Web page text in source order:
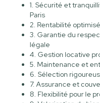
1. Sécurité et
Paris
2. Rentabilité
3. Garantie du
légale
4. Gestion locative
5. Maintenance et
6. Sélection
7. Assurance et
8. Flexibilité pour le